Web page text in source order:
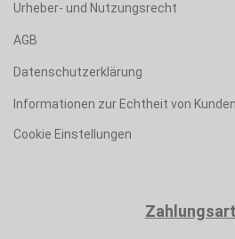
Urheber- und Nutzungsrecht
AGB
Datenschutzerklärung
Informationen zur Echtheit von
Cookie Einstellungen